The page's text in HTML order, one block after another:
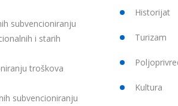
subvencioniranju
i starih
troškova
subvencioniranju
Historijat
Turizam
Kultura